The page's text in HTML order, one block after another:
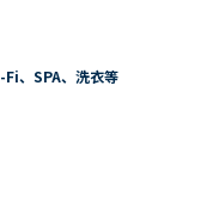
、SPA、洗衣等